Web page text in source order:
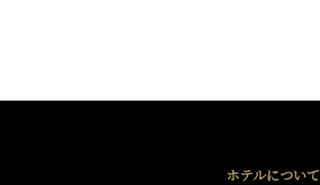
ホテルについて